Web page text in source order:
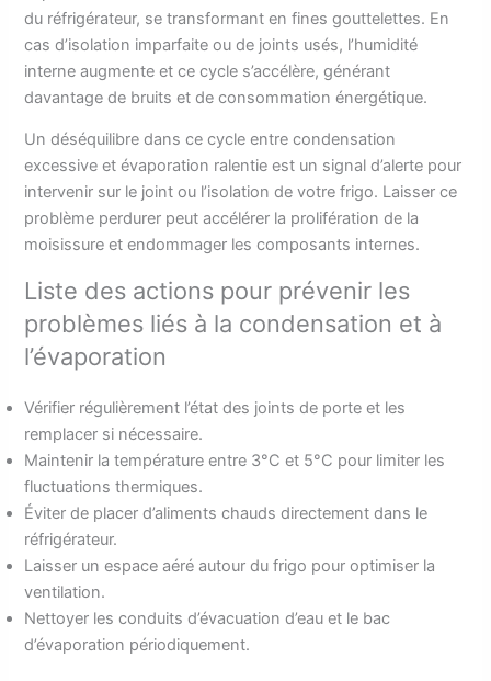
du réfrigérateur, se transformant en fines gouttelettes. En
cas d’isolation imparfaite ou de joints usés, l’humidité
interne augmente et ce cycle s’accélère, générant
davantage de bruits et de consommation énergétique.
Un déséquilibre dans ce cycle entre condensation
excessive et évaporation ralentie est un signal d’alerte pour
intervenir sur le joint ou l’isolation de votre frigo. Laisser ce
problème perdurer peut accélérer la prolifération de la
moisissure et endommager les composants internes.
Liste des actions pour prévenir les
problèmes liés à la condensation et à
l’évaporation
Vérifier régulièrement l’état des joints de porte et les
remplacer si nécessaire.
Maintenir la température entre 3°C et 5°C pour limiter les
fluctuations thermiques.
Éviter de placer d’aliments chauds directement dans le
réfrigérateur.
Laisser un espace aéré autour du frigo pour optimiser la
ventilation.
Nettoyer les conduits d’évacuation d’eau et le bac
d’évaporation périodiquement.